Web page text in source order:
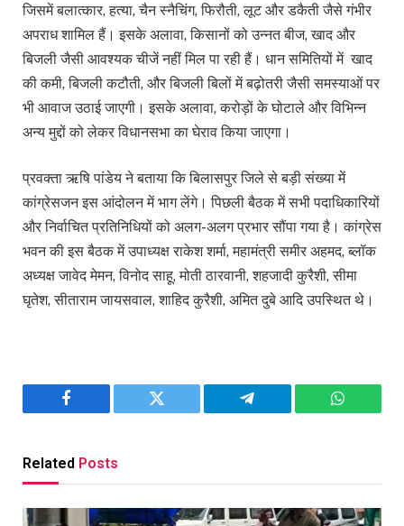
जिसमें बलात्कार, हत्या, चैन स्नैचिंग, फिरौती, लूट और डकैती जैसे गंभीर
अपराध शामिल हैं। इसके अलावा, किसानों को उन्नत बीज, खाद और
बिजली जैसी आवश्यक चीजें नहीं मिल पा रही हैं। धान समितियों में खाद
की कमी, बिजली कटौती, और बिजली बिलों में बढ़ोतरी जैसी समस्याओं पर
भी आवाज उठाई जाएगी। इसके अलावा, करोड़ों के घोटाले और विभिन्न
अन्य मुद्दों को लेकर विधानसभा का घेराव किया जाएगा।
प्रवक्ता ऋषि पांडेय ने बताया कि बिलासपुर जिले से बड़ी संख्या में
कांग्रेसजन इस आंदोलन में भाग लेंगे। पिछली बैठक में सभी पदाधिकारियों
और निर्वाचित प्रतिनिधियों को अलग-अलग प्रभार सौंपा गया है। कांग्रेस
भवन की इस बैठक में उपाध्यक्ष राकेश शर्मा, महामंत्री समीर अहमद, ब्लॉक
अध्यक्ष जावेद मेमन, विनोद साहू, मोती ठारवानी, शहजादी कुरैशी, सीमा
घृतेश, सीताराम जायसवाल, शाहिद कुरैशी, अमित दुबे आदि उपस्थित थे।
Facebook Twitter Telegram
Related Posts